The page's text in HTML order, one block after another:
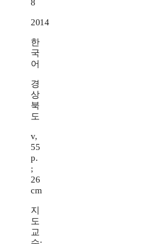
8
2014
한
국
어
경
상
북
도
v,
55
p.
;
26
cm
지
도
교